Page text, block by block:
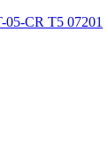
CR T5 07201